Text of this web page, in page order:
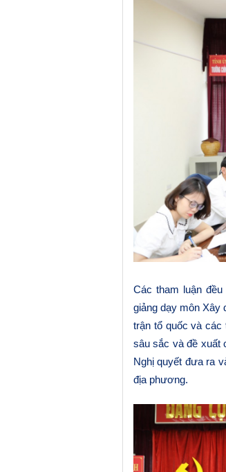
Các tham luận
giảng dạy môn Xây
trận tổ quốc và các
sâu sắc và đề xuất
Nghị quyết đưa ra
địa phương.